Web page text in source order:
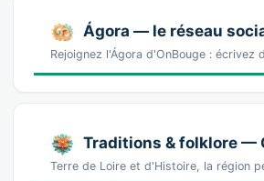
Ágora — le réseau
Rejoignez l'Ágora d'OnBouge :
Traditions & folklore —
Terre de Loire et d'Histoire, la région